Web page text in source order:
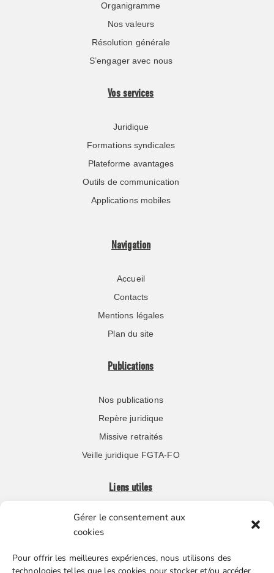
Gérer le consentement aux
cookies
Pour offrir les meilleures expériences, nous utilisons des
Organigramme
Nos valeurs
Résolution générale
S’engager avec nous
Vos services
Juridique
Formations syndicales
Plateforme avantages
Outils de communication
Applications mobiles
Navigation
Accueil
Contacts
Mentions légales
Plan du site
Publications
Nos publications
Repère juridique
Missive retraités
Veille juridique FGTA-FO
Liens utiles
Boutique en ligne
Nos partenaires